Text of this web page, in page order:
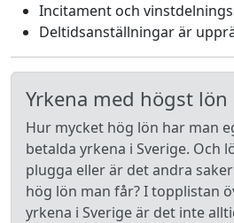
Incitament och
Deltidsanställningar är
Yrkena med högst lön
Hur mycket hög lön har man
betalda yrkena i Sverige. Och
plugga eller är det andra
hög lön man får? I topplistan
yrkena i Sverige är det inte